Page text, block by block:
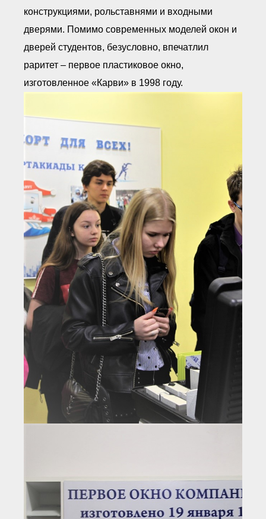
конструкциями, рольставнями и входными
дверями. Помимо современных моделей окон и
дверей студентов, безусловно, впечатлил
раритет – первое пластиковое окно,
изготовленное «Карви» в 1998 году.